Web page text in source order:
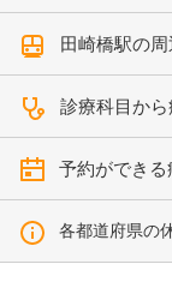
田崎橋駅の
診療科目か
予約ができ
各都道府県の